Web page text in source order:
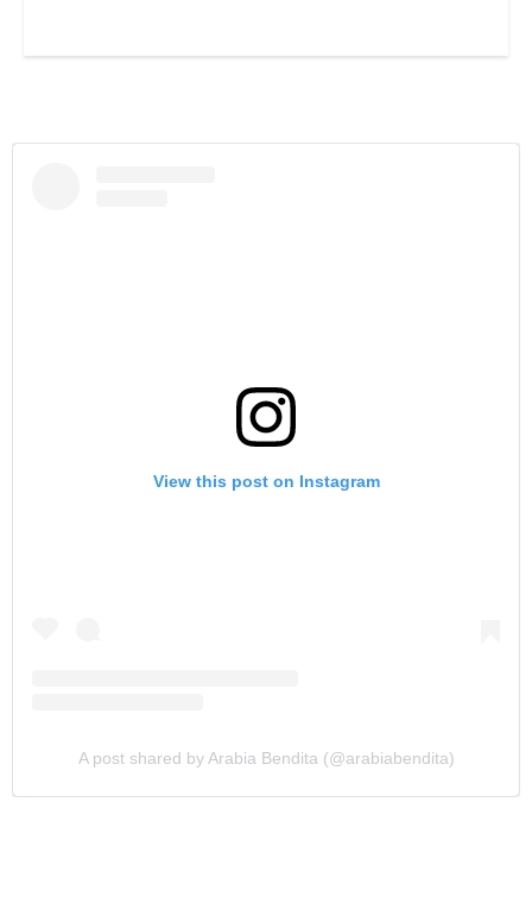
View this post on Instagram
A post shared by Arabia Bendita (@arabiabendita)